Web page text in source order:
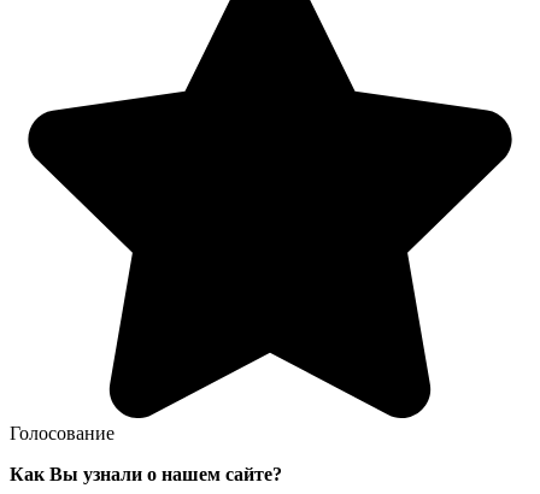
Голосование
Как Вы узнали о нашем сайте?